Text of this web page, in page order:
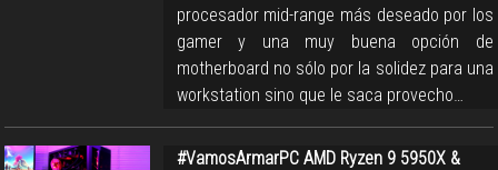
procesador mid-range más deseado por los
gamer y una muy buena opción de
motherboard no sólo por la solidez para una
workstation sino que le saca provecho…
#VamosArmarPC AMD Ryzen 9 5950X &